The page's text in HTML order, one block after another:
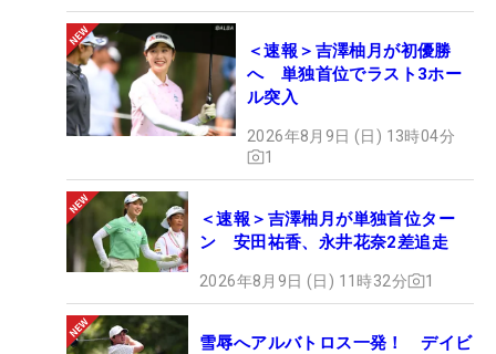
＜速報＞吉澤柚月が初優勝
へ 単独首位でラスト3ホー
ル突入
2026年8月9日 (日) 13時04分
1
＜速報＞吉澤柚月が単独首位ター
ン 安田祐香、永井花奈2差追走
2026年8月9日 (日) 11時32分 1
雪辱へアルバトロス一発！ デイビ